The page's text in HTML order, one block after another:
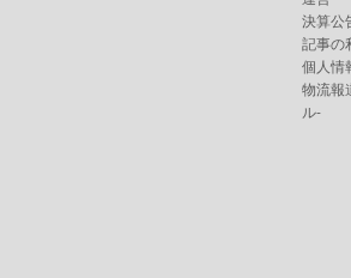
決算公
記事の
個人情
物流報
ル-